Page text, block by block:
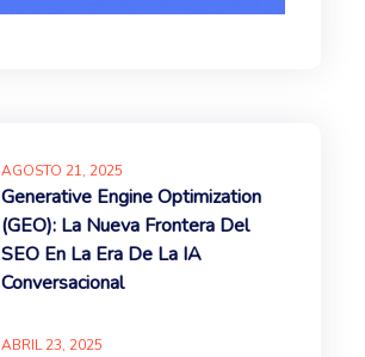
AGOSTO 21, 2025
Generative Engine Optimization
(GEO): La Nueva Frontera Del
SEO En La Era De La IA
Conversacional
ABRIL23, 2025